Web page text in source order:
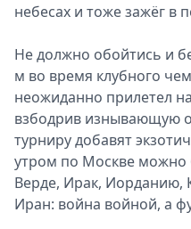
небесах и тоже зажёг в
Не должно обойтись и
м во время клубного
неожиданно прилетел
взбодрив изнывающую
турниру добавят
утром по Москве можно
Верде, Ирак, Иорданию,
Иран: война войной, а